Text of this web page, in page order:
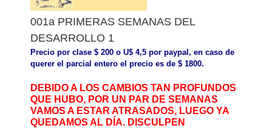
001a PRIMERAS SEMANAS DEL
DESARROLLO 1
Precio por clase $ 200 o U$ 4,5 por paypal, en caso de
querer el parcial entero el precio es de $ 1800.
DEBIDO A LOS CAMBIOS TAN PROFUNDOS
QUE HUBO, POR UN PAR DE SEMANAS
VAMOS A ESTAR ATRASADOS, LUEGO YA
QUEDAMOS AL DÍA. DISCULPEN